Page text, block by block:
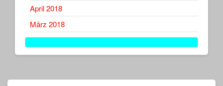
April 2018
März 2018